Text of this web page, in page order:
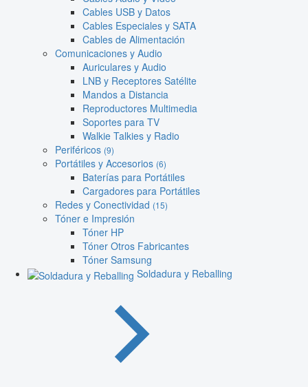
Cables USB y Datos
Cables Especiales y SATA
Cables de Alimentación
Comunicaciones y Audio
Auriculares y Audio
LNB y Receptores Satélite
Mandos a Distancia
Reproductores Multimedia
Soportes para TV
Walkie Talkies y Radio
Periféricos (9)
Portátiles y Accesorios (6)
Baterías para Portátiles
Cargadores para Portátiles
Redes y Conectividad (15)
Tóner e Impresión
Tóner HP
Tóner Otros Fabricantes
Tóner Samsung
Soldadura y Reballing